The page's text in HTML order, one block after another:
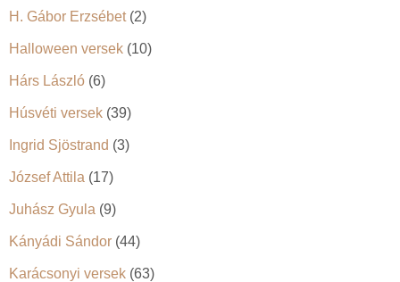
H. Gábor Erzsébet(2)
Halloween versek (10)
Hárs László (6)
Húsvéti versek (39)
Ingrid Sjöstrand (3)
József Attila (17)
Juhász Gyula (9)
Kányádi Sándor (44)
Karácsonyi versek (63)